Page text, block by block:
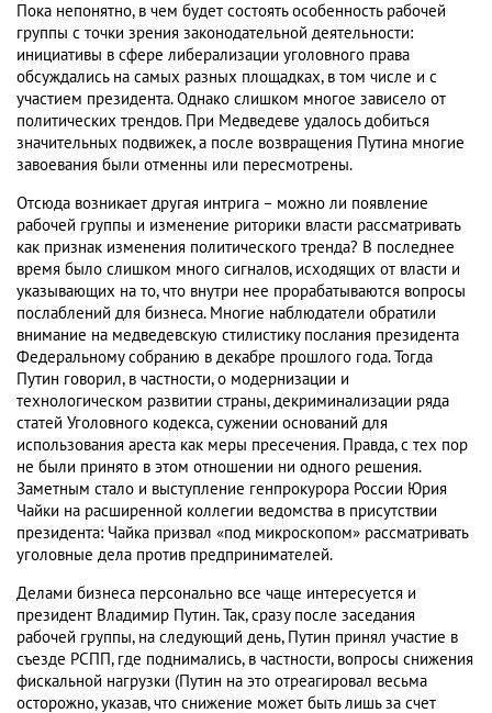
Пока непонятно, в чем будет состоять особенность рабочей
группы с точки зрения законодательной деятельности:
инициативы в сфере либерализации уголовного права
обсуждались на самых разных площадках, в том числе и с
участием президента. Однако слишком многое зависело от
политических трендов. При Медведеве удалось добиться
значительных подвижек, а после возвращения Путина многие
завоевания были отменны или пересмотрены.
Отсюда возникает другая интрига – можно ли появление
рабочей группы и изменение риторики власти рассматривать
как признак изменения политического тренда? В последнее
время было слишком много сигналов, исходящих от власти и
указывающих на то, что внутри нее прорабатываются вопросы
послаблений для бизнеса. Многие наблюдатели обратили
внимание на медведевскую стилистику послания президента
Федеральному собранию в декабре прошлого года. Тогда
Путин говорил, в частности, о модернизации и
технологическом развитии страны, декриминализации ряда
статей Уголовного кодекса, сужении оснований для
использования ареста как меры пресечения. Правда, с тех пор
не были принято в этом отношении ни одного решения.
Заметным стало и выступление генпрокурора России Юрия
Чайки на расширенной коллегии ведомства в присутствии
президента: Чайка призвал «под микроскопом» рассматривать
уголовные дела против предпринимателей.
Делами бизнеса персонально все чаще интересуется и
президент Владимир Путин. Так, сразу после заседания
рабочей группы, на следующий день, Путин принял участие в
съезде РСПП, где поднимались, в частности, вопросы снижения
фискальной нагрузки (Путин на это отреагировал весьма
осторожно, указав, что снижение может быть лишь за счет